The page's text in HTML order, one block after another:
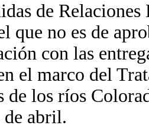
de
que no es de
con las
el marco del
de los ríos
abril.